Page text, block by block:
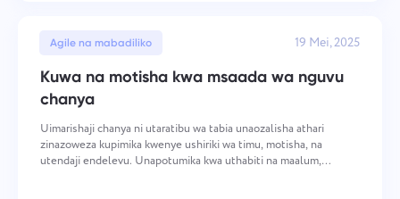
Agile na mabadiliko 19 Mei, 2025
Kuwa na motisha kwa msaada wa nguvu
chanya
Uimarishaji chanya ni utaratibu wa tabia unaozalisha athari
zinazoweza kupimika kwenye ushiriki wa timu, motisha, na
utendaji endelevu. Unapotumika kwa uthabiti na maalum,